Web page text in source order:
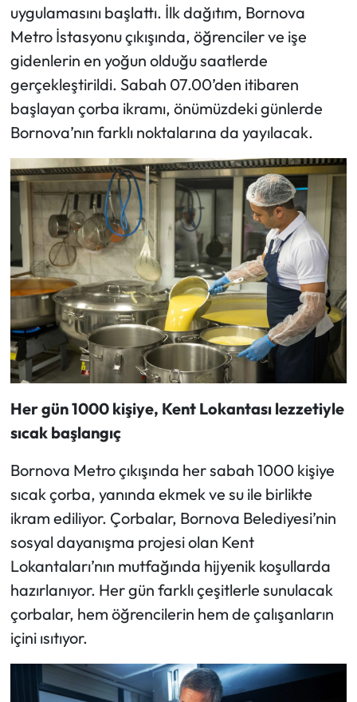
uygulamasını başlattı. İlk dağıtım, Bornova
Metro İstasyonu çıkışında, öğrenciler ve işe
gidenlerin en yoğun olduğu saatlerde
gerçekleştirildi. Sabah 07.00’den itibaren
başlayan çorba ikramı, önümüzdeki günlerde
Bornova’nın farklı noktalarına da yayılacak.
Her gün 1000 kişiye, Kent Lokantası lezzetiyle
sıcak başlangıç
Bornova Metro çıkışında her sabah 1000 kişiye
sıcak çorba, yanında ekmek ve su ile birlikte
ikram ediliyor. Çorbalar, Bornova Belediyesi’nin
sosyal dayanışma projesi olan Kent
Lokantaları’nın mutfağında hijyenik koşullarda
hazırlanıyor. Her gün farklı çeşitlerle sunulacak
çorbalar, hem öğrencilerin hem de çalışanların
içini ısıtıyor.